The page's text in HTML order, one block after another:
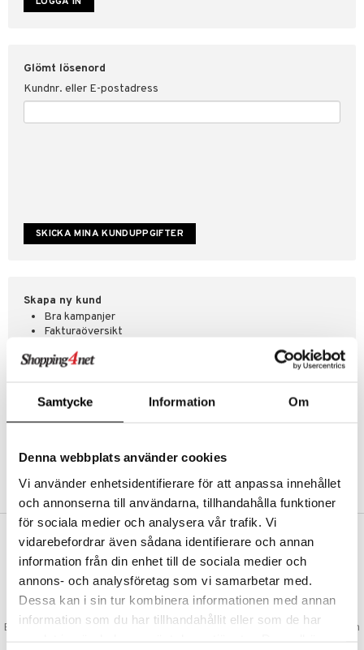
Samtycke Information Om
Denna webbplats använder cookies
Vi använder enhetsidentifierare för att anpassa innehållet
och annonserna till användarna, tillhandahålla funktioner
för sociala medier och analysera vår trafik. Vi
vidarebefordrar även sådana identifierare och annan
information från din enhet till de sociala medier och
annons- och analysföretag som vi samarbetar med.
Dessa kan i sin tur kombinera informationen med annan
information som du har tillhandahållit eller som de har
Glömt lösenord
Kundnr. eller E-postadress
Skapa ny kund
Bra kampanjer
Fakturaöversikt
Abonnemang
Önskelistor
SKAPA KUND
för Shopping4net
VAD KOSTAR FRAKTEN?
Vi erbjuder fri frakt från 350 kr. Vår gräns för fraktfri leverans bestäms
utifån vilken avdelning du handlar från. Läs mer här »
SNABBA LEVERANSER
Beställningar lagda före 14:00 (gäller varor i lager) skickas normalt ut från